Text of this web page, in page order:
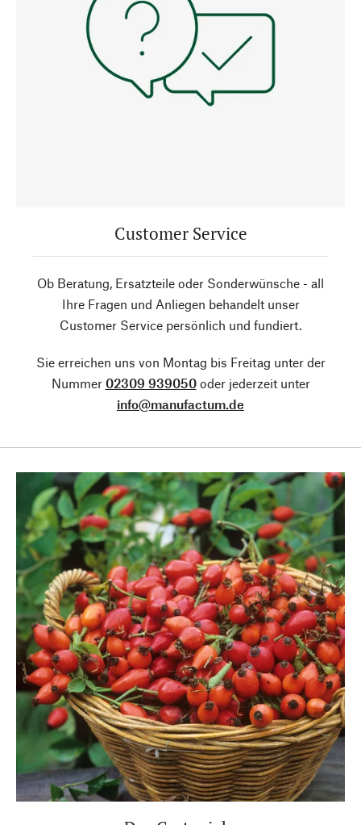
Customer Service
Ob Beratung, Ersatzteile oder Sonderwünsche - all
Ihre Fragen und Anliegen behandelt unser
Customer Service persönlich und fundiert.
Sie erreichen uns von Montag bis Freitag unter der
Nummer 02309 939050oder jederzeit unter
info@manufactum.de